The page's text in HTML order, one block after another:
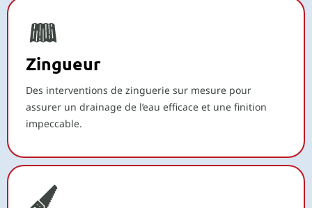
Zingueur
Des interventions de zinguerie sur mesure pour
assurer un drainage de l’eau efficace et une finition
impeccable.